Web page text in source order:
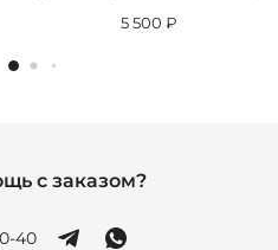
5 500 ₽
с заказом?
40